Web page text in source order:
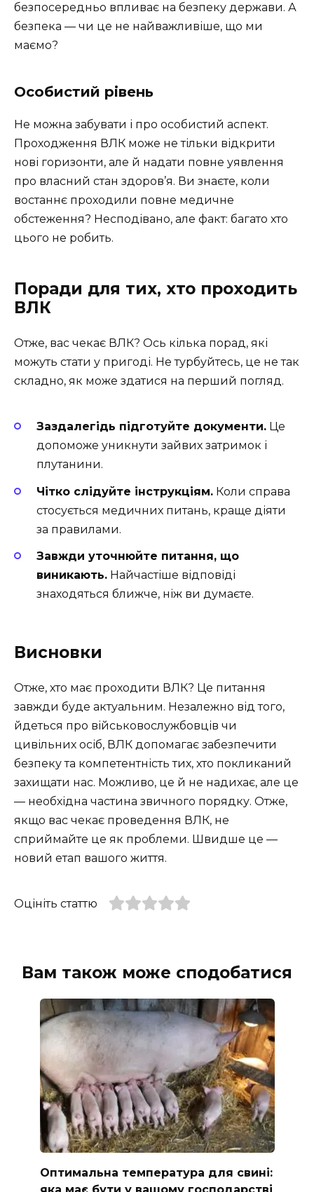
безпосередньо впливає на безпеку держави. А
безпека — чи це не найважливіше, що ми
маємо?
Особистий рівень
Не можна забувати і про особистий аспект.
Проходження ВЛК може не тільки відкрити
нові горизонти, але й надати повне уявлення
про власний стан здоров’я. Ви знаєте, коли
востаннє проходили повне медичне
обстеження? Несподівано, але факт: багато хто
цього не робить.
Поради для тих, хто проходить
ВЛК
Отже, вас чекає ВЛК? Ось кілька порад, які
можуть стати у пригоді. Не турбуйтесь, це не так
складно, як може здатися на перший погляд.
Заздалегідь підготуйте документи. Це
допоможе уникнути зайвих затримок і
плутанини.
Чітко слідуйте інструкціям. Коли справа
стосується медичних питань, краще діяти
за правилами.
Завжди уточнюйте питання, що
виникають. Найчастіше відповіді
знаходяться ближче, ніж ви думаєте.
Висновки
Отже, хто має проходити ВЛК? Це питання
завжди буде актуальним. Незалежно від того,
йдеться про військовослужбовців чи
цивільних осіб, ВЛК допомагає забезпечити
безпеку та компетентність тих, хто покликаний
захищати нас. Можливо, це й не надихає, але це
— необхідна частина звичного порядку. Отже,
якщо вас чекає проведення ВЛК, не
сприймайте це як проблеми. Швидше це —
новий етап вашого життя.
Оцініть статтю
Вам також може сподобатися
Оптимальна температура для свині:
яка має бути у вашому господарстві